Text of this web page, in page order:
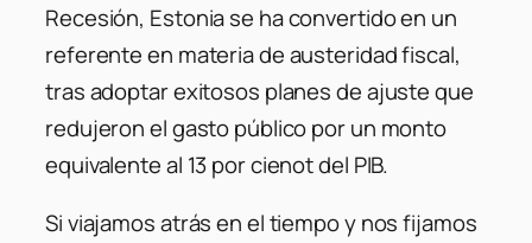
Recesión, Estonia se ha convertido en un
referente en materia de austeridad fiscal,
tras adoptar exitosos planes de ajuste que
redujeron el gasto público por un monto
equivalente al 13 por cienot del PIB.
Si viajamos atrás en el tiempo y nos fijamos